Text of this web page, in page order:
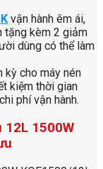
vận hành êm ái,
tặng kèm 2 giảm
dùng có thể làm
kỳ cho máy nén
kiệm thời gian
phí vận hành.
12L 1500W